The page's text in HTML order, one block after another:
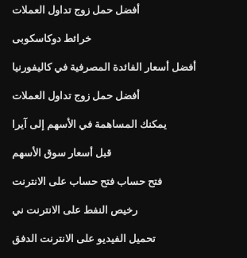
أفضل حمل زوج تداول العملات
خرائط دوكاسكوبى
أفضل أسعار الفائدة المصرفية في كاليفورنيا
أفضل حمل زوج تداول العملات
يمكنك المساهمة في الأسهم إلى آيرا
قبل أسعار سوق الأسهم
فتح حساب فتح حساب على الانترنت
رخيص النفط على الانترنت ني
تحميل الفيديو على الانترنت الدفق